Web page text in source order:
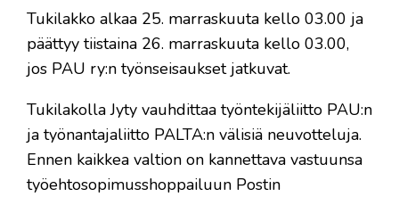
Tukilakko alkaa 25. marraskuuta kello 03.00 ja
päättyy tiistaina 26. marraskuuta kello 03.00,
jos PAU ry:n työnseisaukset jatkuvat.
Tukilakolla Jyty vauhdittaa työntekijäliitto PAU:n
ja työnantajaliitto PALTA:n välisiä neuvotteluja.
Ennen kaikkea valtion on kannettava vastuunsa
työehtosopimusshoppailuun Postin